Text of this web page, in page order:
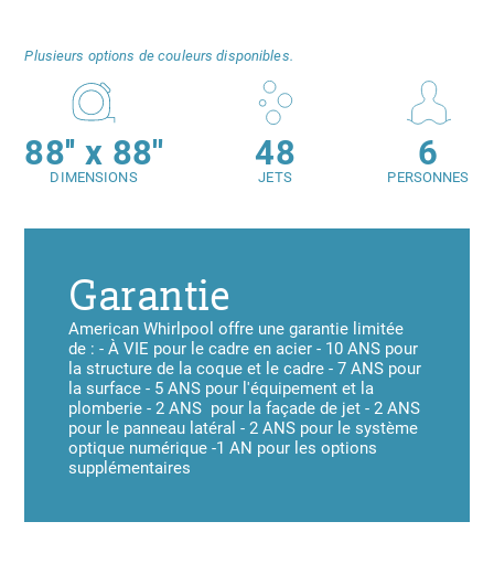
Plusieurs options de couleurs disponibles.
88'' x 88''
DIMENSIONS
48
JETS
6
PERSONNES
Garantie
American Whirlpool offre une garantie limitée
de : - À VIE pour le cadre en acier - 10 ANS pour
la structure de la coque et le cadre - 7 ANS pour
la surface - 5 ANS pour l'équipement et la
plomberie - 2 ANS pour la façade de jet - 2 ANS
pour le panneau latéral - 2 ANS pour le système
optique numérique -1 AN pour les options
supplémentaires